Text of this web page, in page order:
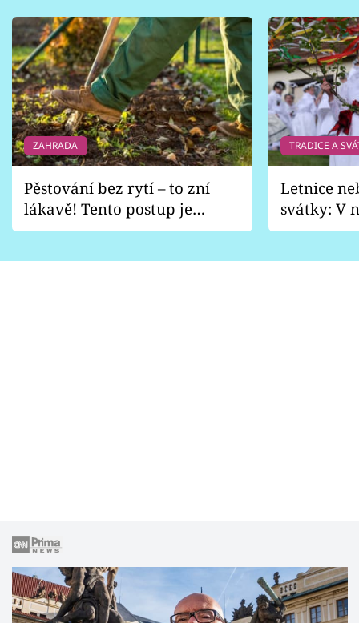
ZAHRADA
Pěstování bez rytí – to zní
lákavě! Tento postup je
vhodný jen pro některé
TRADICE A
Letnice
svátky: V
pondělí